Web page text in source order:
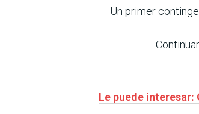
Un primer
Le puede interesar: